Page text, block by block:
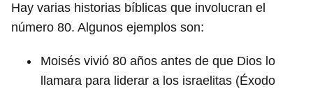
Hay varias historias bíblicas que involucran el
número 80. Algunos ejemplos son:
Moisés vivió 80 años antes de que Dios lo
llamara para liderar a los israelitas (Éxodo